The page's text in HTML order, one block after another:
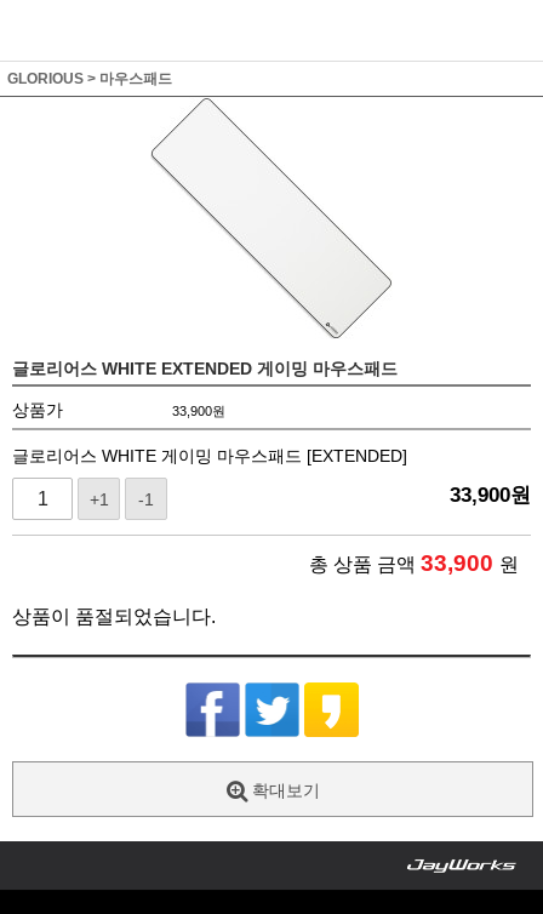
GLORIOUS > 마우스패드
글로리어스 WHITE EXTENDED 게이밍 마우스패드
상품가 33,900원
글로리어스 WHITE 게이밍 마우스패드 [EXTENDED]
+1 -1 33,900원
총 상품 금액 33,900 원
상품이 품절되었습니다.
확대보기